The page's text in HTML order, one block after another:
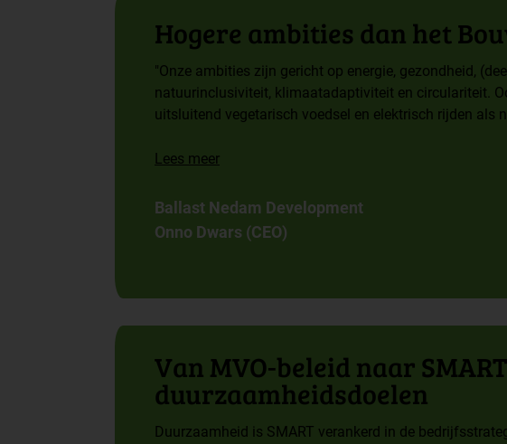
Hogere ambities dan het
"Onze ambities zijn gericht op energie, gezondheid,
natuurinclusiviteit, klimaatadaptiviteit en circulariteit.
uitsluitend vegetarisch voedsel en elektrisch rijden als
Lees meer
Ballast Nedam Development
Onno Dwars (CEO)
Van MVO-beleid naar SMART
duurzaamheidsdoelen
Duurzaamheid is SMART verankerd in de